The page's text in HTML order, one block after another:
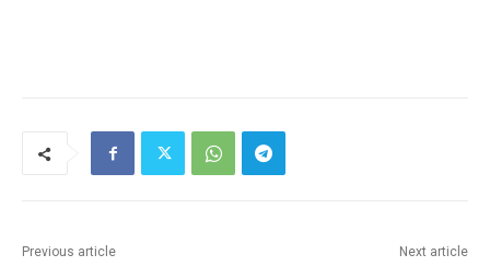
Previous article Next article